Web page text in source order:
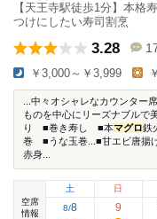
【天王寺駅徒歩1分】本格
つけにしたい寿司割烹
3.28
￥3,000～￥3,999
...中々オシャレなカウンター
ものを中心にリーズナブル
り ■巻き寿し ■本マグロ鉄
巻 ■うな玉巻...■甘エビ唐揚
赤身...
空席
情報
土
8/8
日
9